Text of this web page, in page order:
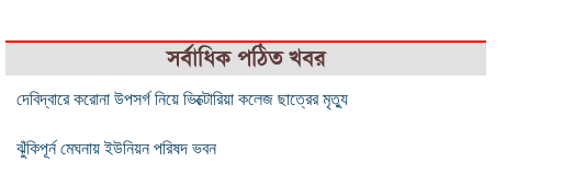
সর্বাধিক পঠিত খবর
দেবিদ্বারে করোনা উপসর্গ নিয়ে ভিক্টোরিয়া কলেজ ছাত্রের মৃত্যু
ঝুঁকিপূর্ন মেঘনায় ইউনিয়ন পরিষদ ভবন